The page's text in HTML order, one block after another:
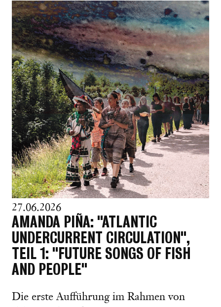
27.06.2026
AMANDA PIÑA: "ATLANTIC
UNDERCURRENT CIRCULATION",
TEIL 1: "FUTURE SONGS OF FISH
AND PEOPLE"
Die erste Aufführung im Rahmen von